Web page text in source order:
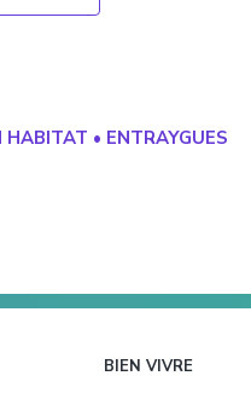
• ENTRAYGUES
BIEN VIVRE